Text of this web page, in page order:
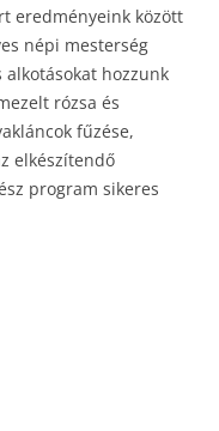
eredményeink között
népi mesterség
hozzunk
rózsa és
fűzése,
elkészítendő
program sikeres